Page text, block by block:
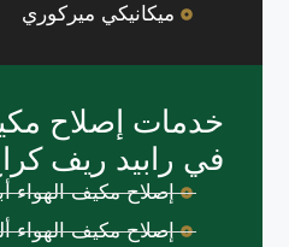
ميكانيكي ميركوري
خدمات إصلاح
في رابيد ريف
إصلاح مكيف الهواء
إصلاح مكيف الهواء